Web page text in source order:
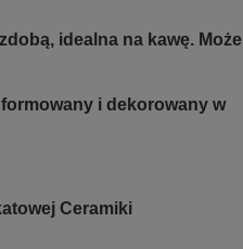
idealna na kawę. Może
i dekorowany w
Ceramiki